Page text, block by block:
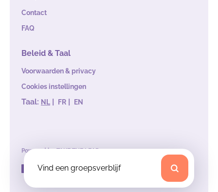
Vind een groepsverblijf
Contact
FAQ
Beleid & Taal
Voorwaarden & privacy
Cookies instellingen
Taal: NL | FR | EN
Powered byTAKE THE LEAD